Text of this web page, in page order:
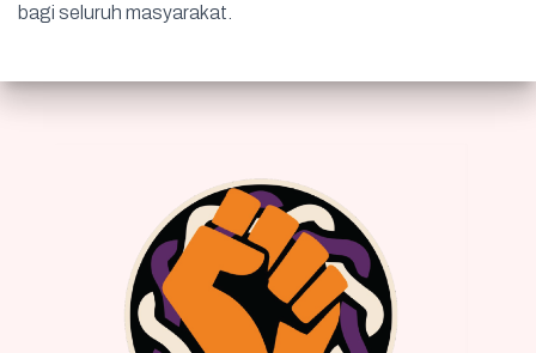
bagi seluruh masyarakat.